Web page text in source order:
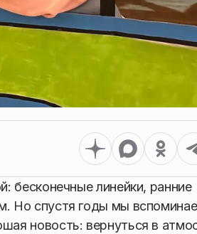
бесконечные линейки, ранние
Но спустя годы мы
новость: вернуться в